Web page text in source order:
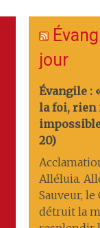
jour
Évangile :
la foi, rien
impossible
20)
Alléluia.
Sauveur, le
détruit la